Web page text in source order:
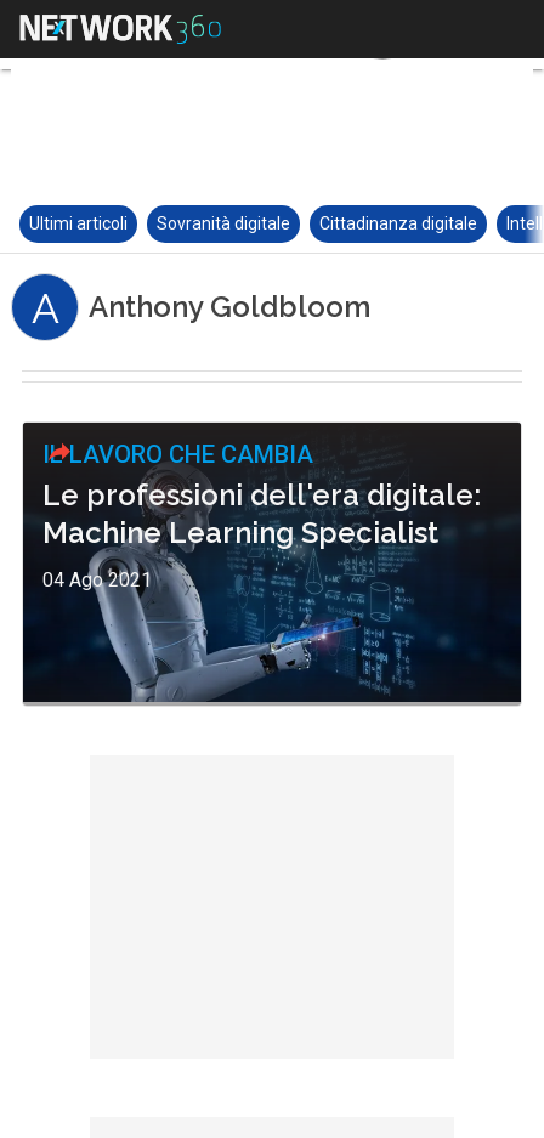
Ultimi articoli Sovranità digitale Cittadinanza digitale
A Anthony Goldbloom
IL LAVORO CHE CAMBIA
Le professioni dell'era digitale:
Machine Learning Specialist
04 Ago 2021